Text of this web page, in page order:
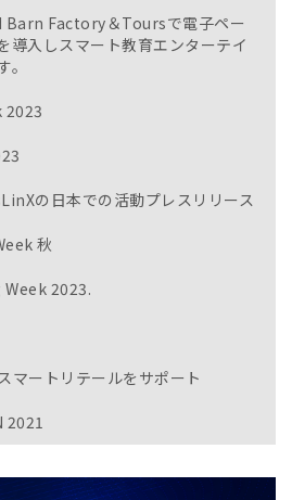
Barn Factory＆Toursで電子ペー
導入しスマート教育エンターテイ
2023
の日本での活動プレスリリース
秋
2023.
マートリテールをサポート
2021